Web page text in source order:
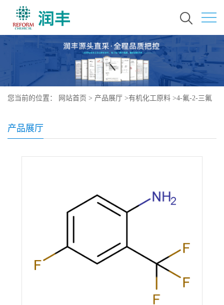
您当前的位置： 网站首页 > 产品展厅 >有机化工原料 >4-氟-2-三氟
产品展厅